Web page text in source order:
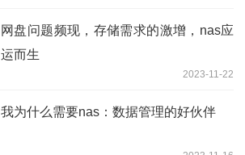
网盘问题频现，存储需求的激增，nas应
运而生
2023-11-22
我为什么需要nas：数据管理的好伙伴